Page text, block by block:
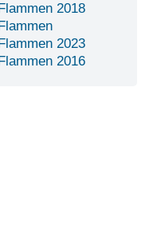
2018
2023
2016